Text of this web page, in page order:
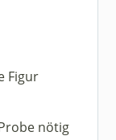
Figur
nötig